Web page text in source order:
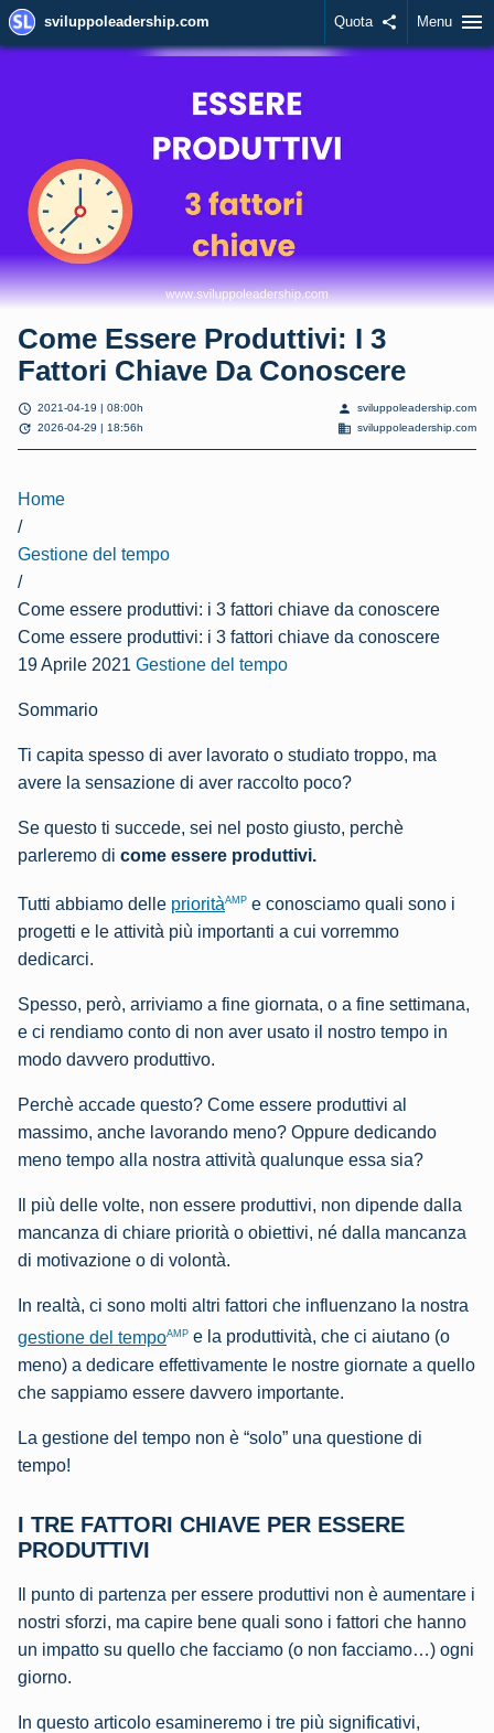
sviluppoleadership.com Quota share Menu menu
Come Essere Produttivi: I 3
Fattori Chiave Da Conoscere
schedule 2021-04-19 | 08:00h
update 2026-04-29 | 18:56h
person sviluppoleadership.com
domain sviluppoleadership.com
Home
/
Gestione del tempo
/
Come essere produttivi: i 3 fattori chiave da conoscere
Come essere produttivi: i 3 fattori chiave da conoscere
19 Aprile 2021 Gestione del tempo
Sommario
Ti capita spesso di aver lavorato o studiato troppo, ma
avere la sensazione di aver raccolto poco?
Se questo ti succede, sei nel posto giusto, perchè
parleremo di come essere produttivi.
Tutti abbiamo delle prioritàAMP e conosciamo quali sono i
progetti e le attività più importanti a cui vorremmo
dedicarci.
Spesso, però, arriviamo a fine giornata, o a fine settimana,
e ci rendiamo conto di non aver usato il nostro tempo in
modo davvero produttivo.
Perchè accade questo? Come essere produttivi al
massimo, anche lavorando meno? Oppure dedicando
meno tempo alla nostra attività qualunque essa sia?
Il più delle volte, non essere produttivi, non dipende dalla
mancanza di chiare priorità o obiettivi, né dalla mancanza
di motivazione o di volontà.
In realtà, ci sono molti altri fattori che influenzano la nostra
gestione del tempoAMP e la produttività, che ci aiutano (o
meno) a dedicare effettivamente le nostre giornate a quello
che sappiamo essere davvero importante.
La gestione del tempo non è “solo” una questione di
tempo!
I TRE FATTORI CHIAVE PER ESSERE
PRODUTTIVI
Il punto di partenza per essere produttivi non è aumentare i
nostri sforzi, ma capire bene quali sono i fattori che hanno
un impatto su quello che facciamo (o non facciamo…) ogni
giorno.
In questo articolo esamineremo i tre più significativi,